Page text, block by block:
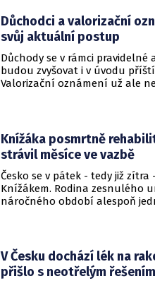
Důchodci a valorizační
svůj aktuální postup
Důchody se v rámci
budou zvyšovat i v úvodu
Valorizační oznámení už ale
Knížáka posmrtně
strávil měsíce ve vazbě
Česko se v pátek - tedy již
Knížákem. Rodina zesnulého
náročného období alespoň
V Česku dochází lék na
přišlo s neotřelým řešením